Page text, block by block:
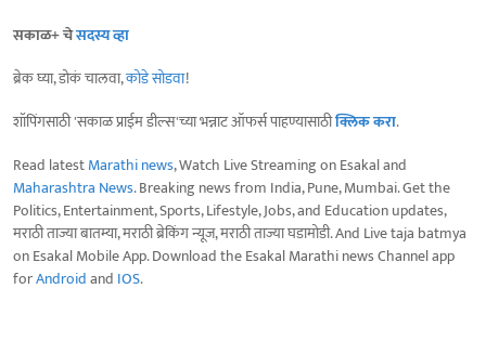
सकाळ+ चेसदस्य व्हा
ब्रेक घ्या, डोकं चालवा,कोडे सोडवा!
शॉपिंगसाठी 'सकाळ प्राईम डील्स'च्या भन्नाट ऑफर्स पाहण्यासाठीक्लिक करा.
Read latestMarathi news, Watch Live Streaming on Esakal and
Maharashtra News. Breaking news from India, Pune, Mumbai. Get the
Politics, Entertainment, Sports, Lifestyle, Jobs, and Education updates,
मराठी ताज्या बातम्या, मराठी ब्रेकिंग न्यूज, मराठी ताज्या घडामोडी. And Live taja batmya
on Esakal Mobile App. Download the Esakal Marathi news Channel app
forAndroidand IOS.